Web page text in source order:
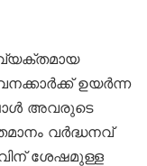
വ്യക്തമായ
ഉയർന്ന
അവരുടെ
വർദ്ധനവ്
ശേഷമുള്ള